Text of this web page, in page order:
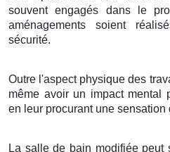
souvent engagés dans le
aménagements soient
sécurité.
Outre l'aspect physique des
même avoir un impact mental
en leur procurant une sensation
La salle de bain modifiée peut